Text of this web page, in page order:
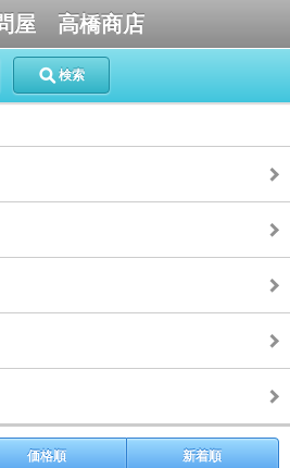
屋 高橋商店
検索
価格順 新着順